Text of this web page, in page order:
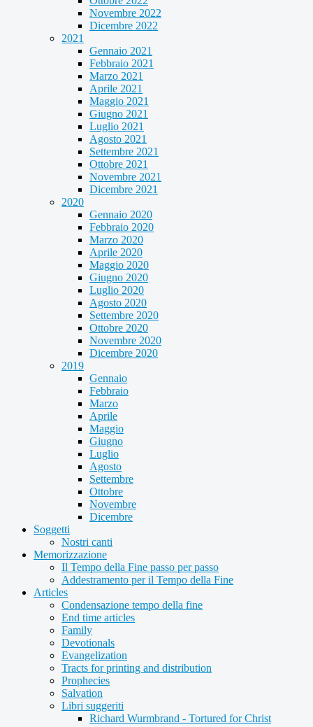
Novembre 2022
Dicembre 2022
2021
Gennaio 2021
Febbraio 2021
Marzo 2021
Aprile 2021
Maggio 2021
Giugno 2021
Luglio 2021
Agosto 2021
Settembre 2021
Ottobre 2021
Novembre 2021
Dicembre 2021
2020
Gennaio 2020
Febbraio 2020
Marzo 2020
Aprile 2020
Maggio 2020
Giugno 2020
Luglio 2020
Agosto 2020
Settembre 2020
Ottobre 2020
Novembre 2020
Dicembre 2020
2019
Gennaio
Febbraio
Marzo
Aprile
Maggio
Giugno
Luglio
Agosto
Settembre
Ottobre
Novembre
Dicembre
Soggetti
Nostri canti
Memorizzazione
Il Tempo della Fine passo per passo
Addestramento per il Tempo della Fine
Articles
Condensazione tempo della fine
End time articles
Family
Devotionals
Evangelization
Tracts for printing and distribution
Prophecies
Salvation
Libri suggeriti
Richard Wurmbrand - Tortured for Christ